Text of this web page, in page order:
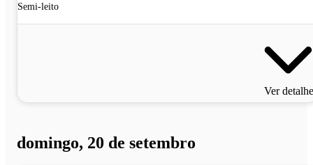
Semi-leito
Ver
domingo, 20 de setembro